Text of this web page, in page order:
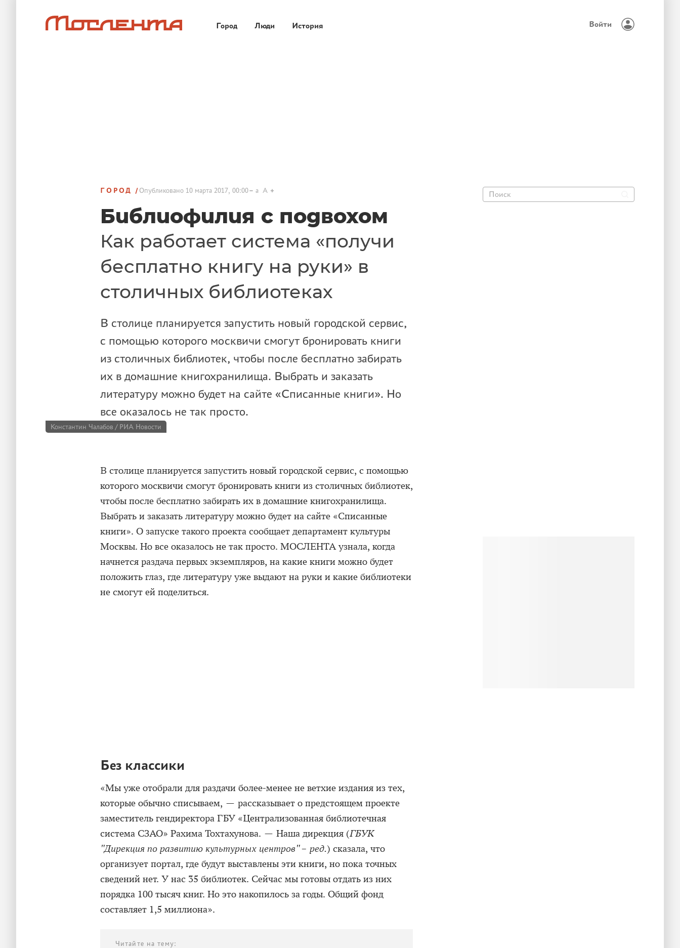
Город Люди История Войти
ГОРОД Опубликовано 10 марта 2017, 00:00 a A
Библиофилия с подвохом
Как работает система «получи
бесплатно книгу на руки» в
столичных библиотеках
В столице планируется запустить новый городской сервис,
с помощью которого москвичи смогут бронировать книги
из столичных библиотек, чтобы после бесплатно забирать
их в домашние книгохранилища. Выбрать и заказать
литературу можно будет на сайте «Списанные книги». Но
все оказалось не так просто.
Константин Чалабов / РИА Новости
В столице планируется запустить новый городской сервис, с помощью
которого москвичи смогут бронировать книги из столичных библиотек,
чтобы после бесплатно забирать их в домашние книгохранилища.
Выбрать и заказать литературу можно будет на сайте «Списанные
книги». О запуске такого проекта сообщает департамент культуры
Москвы. Но все оказалось не так просто. МОСЛЕНТА узнала, когда
начнется раздача первых экземпляров, на какие книги можно будет
положить глаз, где литературу уже выдают на руки и какие библиотеки
не смогут ей поделиться.
Без классики
«Мы уже отобрали для раздачи более-менее не ветхие издания из тех,
которые обычно списываем, — рассказывает о предстоящем проекте
заместитель гендиректора ГБУ «Централизованная библиотечная
система СЗАО» Рахима Тохтахунова. — Наша дирекция (ГБУК
"Дирекция по развитию культурных центров" – ред.) сказала, что
организует портал, где будут выставлены эти книги, но пока точных
сведений нет. У нас 35 библиотек. Сейчас мы готовы отдать из них
порядка 100 тысяч книг. Но это накопилось за годы. Общий фонд
составляет 1,5 миллиона».
Читайте на тему: